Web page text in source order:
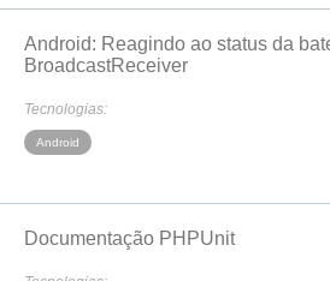
Android: Reagindo ao status da
BroadcastReceiver
Tecnologias:
Android
Documentação PHPUnit